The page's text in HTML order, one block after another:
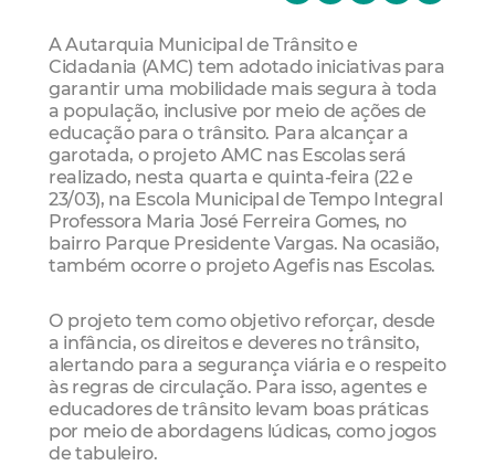
A Autarquia Municipal de Trânsito e
Cidadania (AMC) tem adotado iniciativas para
garantir uma mobilidade mais segura à toda
a população, inclusive por meio de ações de
educação para o trânsito. Para alcançar a
garotada, o projeto AMC nas Escolas será
realizado, nesta quarta e quinta-feira (22 e
23/03), na Escola Municipal de Tempo Integral
Professora Maria José Ferreira Gomes, no
bairro Parque Presidente Vargas. Na ocasião,
também ocorre o projeto Agefis nas Escolas.
O projeto tem como objetivo reforçar, desde
a infância, os direitos e deveres no trânsito,
alertando para a segurança viária e o respeito
às regras de circulação. Para isso, agentes e
educadores de trânsito levam boas práticas
por meio de abordagens lúdicas, como jogos
de tabuleiro.